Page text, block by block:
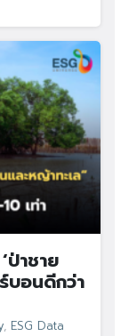
าชาย
บอนดีกว่า
, ESG Data